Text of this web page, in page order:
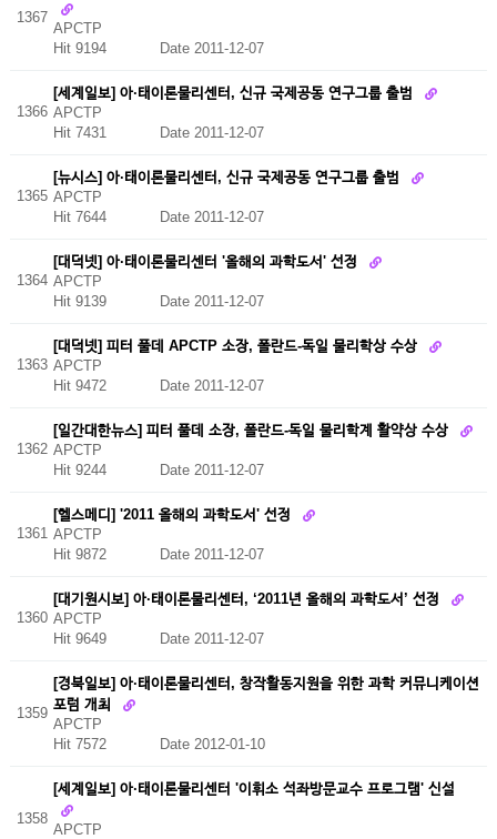
1367
APCTP
Hit 9194 Date 2011-12-07
1366
[세계일보] 아·태이론물리센터, 신규 국제공동 연구그룹 출범
APCTP
Hit 7431
Date 2011-12-07
1365
[뉴시스] 아·태이론물리센터, 신규 국제공동 연구그룹 출범
APCTP
Hit 7644
Date 2011-12-07
1364
[대덕넷] 아·태이론물리센터 '올해의 과학도서' 선정
APCTP
Hit 9139
Date 2011-12-07
1363
[대덕넷] 피터 풀데 APCTP 소장, 폴란드-독일 물리학상 수상
APCTP
Hit 9472
Date 2011-12-07
1362
[일간대한뉴스] 피터 풀데 소장, 폴란드-독일 물리학계 활약상 수상
APCTP
Hit 9244
Date 2011-12-07
1361
[헬스메디] '2011 올해의 과학도서' 선정
APCTP
Hit 9872
Date 2011-12-07
1360
[대기원시보] 아·태이론물리센터, ‘2011년 올해의 과학도서’ 선정
APCTP
Hit 9649
Date 2011-12-07
1359
[경북일보] 아·태이론물리센터, 창작활동지원을 위한 과학 커뮤니케이션
포럼 개최
APCTP
Hit 7572 Date 2012-01-10
1358
[세계일보] 아·태이론물리센터 '이휘소 석좌방문교수 프로그램' 신설
APCTP